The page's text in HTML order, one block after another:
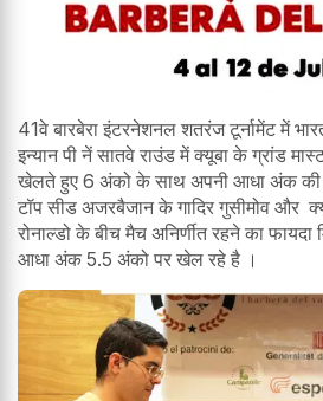
41वे बारबेरा इंटरनेशनल शतरंज टूर्नामेंट में
इन्यान पी नें सातवे राउंड में क्यूबा के ग्रांड
खेलते हुए 6 अंको के साथ अपनी आधा अंक की
टॉप सीड अजरबैजान के गादिर गुसीमोव और
रोनाल्डो के बीच मैच अनिर्णीत रहने का
आधा अंक 5.5 अंको पर खेल रहे है ।